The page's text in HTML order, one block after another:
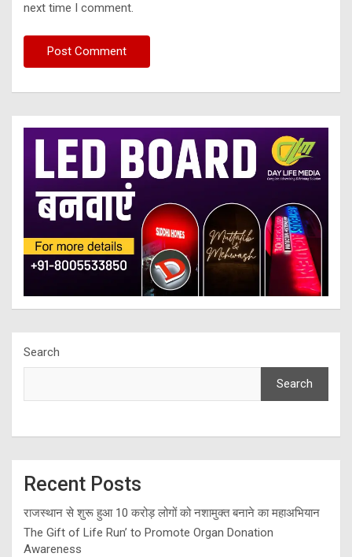
next time I comment.
Search
Search
Recent Posts
राजस्थान से शुरू हुआ 10 करोड़ लोगों को नशामुक्त बनाने का महाअभियान
The Gift of Life Run’ to Promote Organ Donation
Awareness